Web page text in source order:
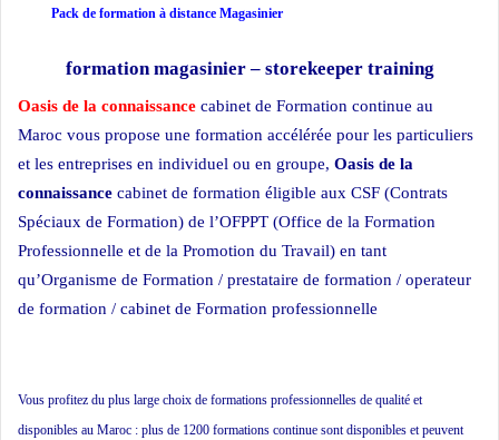
Pack de formation à distance Magasinier
formation magasinier – storekeeper training
Oasis de la connaissance cabinet de Formation continue au
Maroc vous propose une formation accélérée pour les particuliers
et les entreprises en individuel ou en groupe, Oasis de la
connaissance cabinet de formation éligible aux CSF (Contrats
Spéciaux de Formation) de l’OFPPT (Office de la Formation
Professionnelle et de la Promotion du Travail) en tant
qu’Organisme de Formation / prestataire de formation / operateur
de formation / cabinet de Formation professionnelle
Vous profitez du plus large choix de formations professionnelles de qualité et
disponibles au Maroc : plus de 1200 formations continue sont disponibles et peuvent